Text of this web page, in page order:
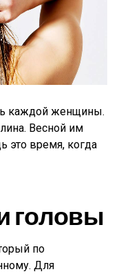
каждой женщины.
Весной им
это время, когда
головы
по
Для